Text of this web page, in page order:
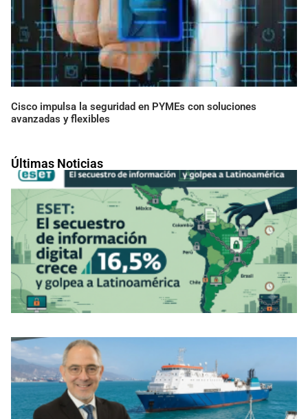
Últimas Noticias
Cisco impulsa la seguridad en PYMEs con soluciones
avanzadas y flexibles